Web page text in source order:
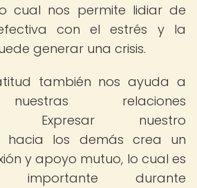
cual nos permite lidiar de
con el estrés y la
generar una crisis.
también nos ayuda a
relaciones
Expresar nuestro
hacia los demás crea un
y apoyo mutuo, lo cual es
importante durante